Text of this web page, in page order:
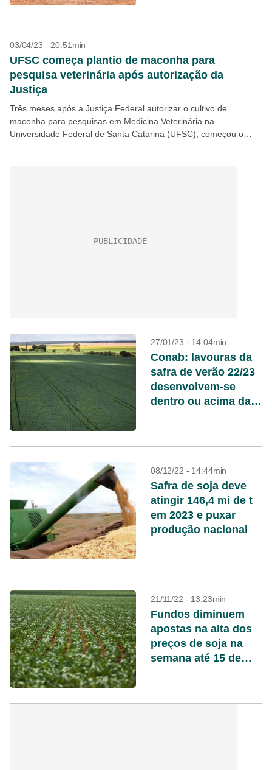
03/04/23 - 20:51min
UFSC começa plantio de maconha para
pesquisa veterinária após autorização da
Justiça
Três meses após a Justiça Federal autorizar o cultivo de
maconha para pesquisas em Medicina Veterinária na
Universidade Federal de Santa Catarina (UFSC), começou o
27/01/23 - 14:04min
Conab: lavouras da
safra de verão 22/23
desenvolvem-se
dentro ou acima da
08/12/22 - 14:44min
Safra de soja deve
atingir 146,4 mi de t
em 2023 e puxar
produção nacional
21/11/22 - 13:23min
Fundos diminuem
apostas na alta dos
preços de soja na
semana até 15 de